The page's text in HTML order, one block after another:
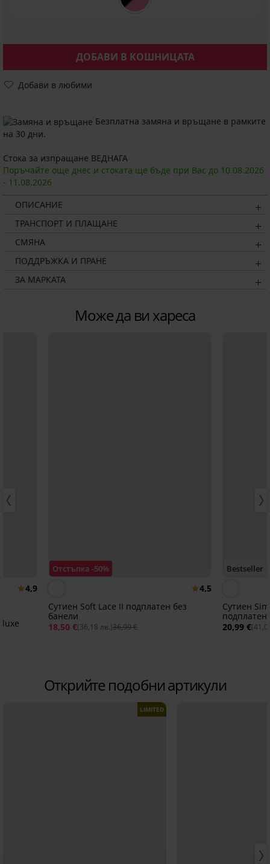
ДОБАВИ В КОШНИЦАТА
Добави в любими
Безплатна замяна и връщане в рамките
на 30 дни.
Стока за изпращане ВЕДНАГА
Поръчайте още днес и стоката ще бъде при Вас до 10.08.2026
- 11.08.2026
ОПИСАНИЕ
ТРАНСПОРТ И ПЛАЩАНЕ
СМЯНА
ПОДДРЪЖКА И ПРАНЕ
ЗА МАРКАТА
Може да ви хареса
4,9
Отстъпка -50%
4,5
Сутиен Soft Lace II подплатен без
банели
18,50 €(36,18 лв.)36,99 €
Bestseller
Сутиен
подплатен
20,99 €
Открийте подобни артикули
LIMITED